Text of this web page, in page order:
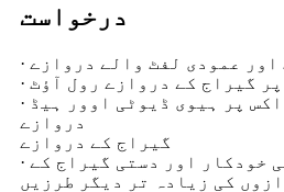
درخواست
اور عمودی لفٹ والے دروازے
پر گیراج کے دروازے رول آؤٹ
· صنعتی لوڈنگ ڈاکس پر ہیوی ڈیوٹی اوور ہیڈ
دروازے
گیراج کے دروازے
· رہائشی اور تجارتی خودکار اور دستی گیراج کے
کی زیادہ تر دیگر طرزیں